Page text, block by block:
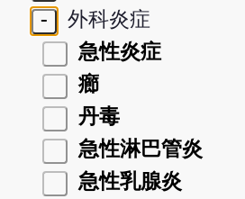
-
外科炎症
急性炎症
癤
丹毒
急性淋巴管炎
急性乳腺炎